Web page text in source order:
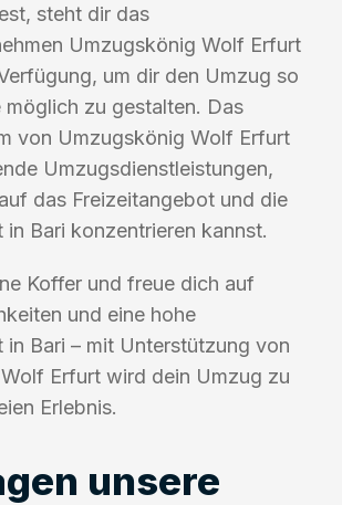
steht dir das
Umzugskönig Wolf Erfurt
um dir den Umzug so
möglich zu gestalten. Das
von Umzugskönig Wolf Erfurt
Umzugsdienstleistungen,
das Freizeitangebot und die
in Bari konzentrieren kannst.
Koffer und freue dich auf
und eine hohe
in Bari – mit Unterstützung von
Erfurt wird dein Umzug zu
Erlebnis.
unsere